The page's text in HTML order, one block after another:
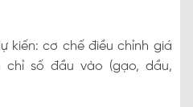
kiến: cơ chế điều chỉnh giá
chỉ số đầu vào (gạo, dầu,